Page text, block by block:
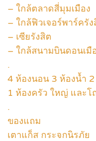
– ใกล้ตลาดสี่มุมเมือง
– ใกล้ฟิวเจอร์พาร์ครั
– เซียรังสิต
– ใกล้สนามบินดอนเมื
.
4 ห้องนอน 3 ห้องน้ำ 2
1 ห้องครัว ใหญ่ และโ
.
ของแถม
เตาแก็ส กระจกนิรภัย